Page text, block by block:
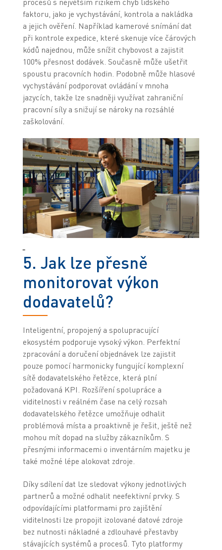
procesů s největším rizikem chyb lidského
faktoru, jako je vychystávání, kontrola a nakládka
a jejich ověření. Například kamerové snímání dat
při kontrole expedice, které skenuje více čárových
kódů najednou, může snížit chybovost a zajistit
100% přesnost dodávek. Současně může ušetřit
spoustu pracovních hodin. Podobně může hlasové
vychystávání podporovat ovládání v mnoha
jazycích, takže lze snadněji využívat zahraniční
pracovní síly a snižují se nároky na rozsáhlé
zaškolování.
5. Jak lze přesně
monitorovat výkon
dodavatelů?
Inteligentní, propojený a spolupracující
ekosystém podporuje vysoký výkon. Perfektní
zpracování a doručení objednávek lze zajistit
pouze pomocí harmonicky fungující komplexní
sítě dodavatelského řetězce, která plní
požadovaná KPI. Rozšíření spolupráce a
viditelnosti v reálném čase na celý rozsah
dodavatelského řetězce umožňuje odhalit
problémová místa a proaktivně je řešit, ještě než
mohou mít dopad na služby zákazníkům. S
přesnými informacemi o inventárním majetku je
také možné lépe alokovat zdroje.
Díky sdílení dat lze sledovat výkony jednotlivých
partnerů a možné odhalit neefektivní prvky. S
odpovídajícími platformami pro zajištění
viditelnosti lze propojit izolované datové zdroje
bez nutnosti nákladné a zdlouhavé přestavby
stávajících systémů a procesů. Tyto platformy